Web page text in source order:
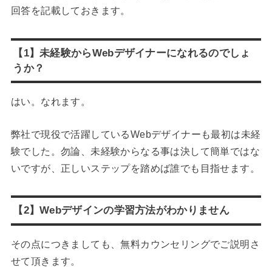
回答を記載しておきます。
【1】未経験からWebデザイナーになれるのでしょ
うか？
はい。なれます。
弊社で現役で活躍しているWebデザイナーも最初は未経
験でした。勿論、未経験からなる事は決して簡単ではな
いですが、正しいステップを踏めば誰でも目指せます。
【2】Webデザインの学習方法がわかりません
その点につきましても、無料カウンセリングでご説明さ
せて頂きます。